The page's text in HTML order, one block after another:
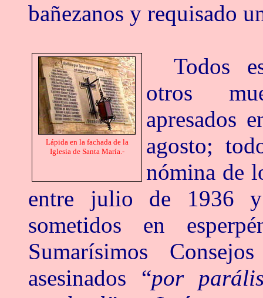
bañezanos y requisado
Lápida en la fachada de la
Iglesia de Santa María.-
Todos
otros
apresados
agosto;
nómina de
entre julio de 1936
sometidos en
Sumarísimos
asesinados “por